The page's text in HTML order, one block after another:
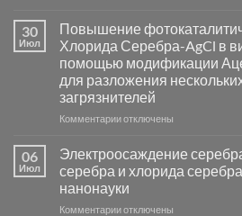
Пламенный
синтез
катализаторов
и
сенсоров
на
основе
группы
30
Июл
Повышение
Хлорида Серебра-AgCl в
помощью модификации
для разложения
загрязнителей
Комментариик
фотокаталитической
активности
Хлорида
Серебра-
отключены
06
Июл
Электроосаждение
серебра и хлорида
нанонауки
Комментариикотключены